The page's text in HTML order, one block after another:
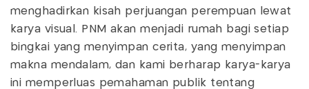
menghadirkan kisah perjuangan perempuan lewat
karya visual. PNM akan menjadi rumah bagi setiap
bingkai yang menyimpan cerita, yang menyimpan
makna mendalam, dan kami berharap karya-karya
ini memperluas pemahaman publik tentang